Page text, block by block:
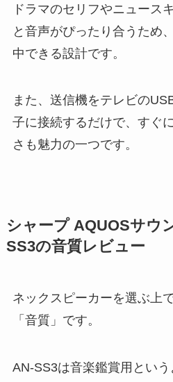
ドラマのセリフやニュース
と音声がぴったり合うため
中できる設計です。
また、送信機をテレビの
子に接続するだけで、すぐ
さも魅力の一つです。
シャープ AQUOSサウ
SS3の音質レビュー
ネックスピーカーを選ぶ上
「音質」です。
AN-SS3は音楽鑑賞用とい